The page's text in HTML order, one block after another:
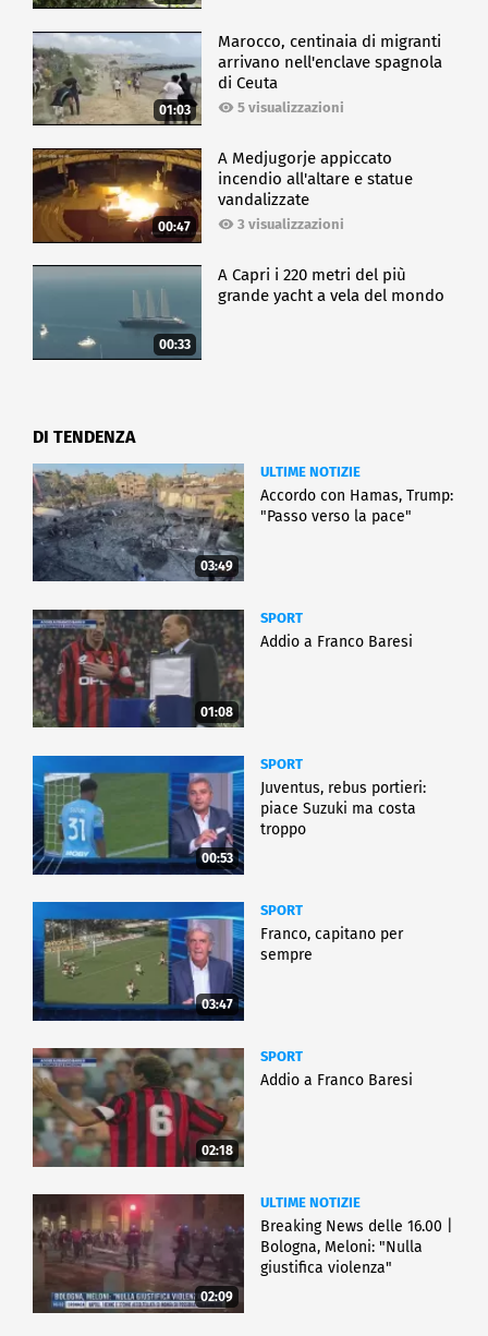
01:03
Marocco, centinaia di migranti
arrivano nell'enclave spagnola
di Ceuta
5 visualizzazioni
00:47
A Medjugorje appiccato
incendio all'altare e statue
vandalizzate
3 visualizzazioni
00:33
A Capri i 220 metri del più
grande yacht a vela del mondo
DI TENDENZA
03:49
ULTIME NOTIZIE
Accordo con Hamas, Trump:
"Passo verso la pace"
01:08
SPORT
Addio a Franco Baresi
00:53
SPORT
Juventus, rebus portieri:
piace Suzuki ma costa
troppo
03:47
SPORT
Franco, capitano per
sempre
02:18
SPORT
Addio a Franco Baresi
02:09
ULTIME NOTIZIE
Breaking News delle 16.00 |
Bologna, Meloni: "Nulla
giustifica violenza"